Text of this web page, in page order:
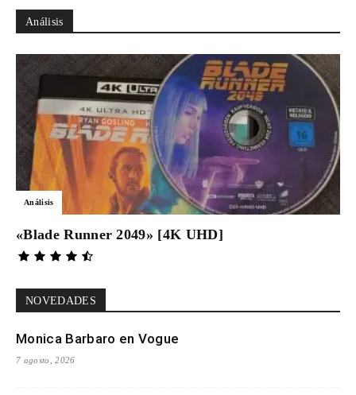
Análisis
Análisis
«Blade Runner 2049» [4K UHD]
NOVEDADES
Monica Barbaro en Vogue
7 agosto, 2026